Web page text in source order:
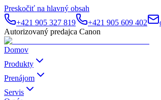
Preskočiť na hlavný obsah
+421 905 327 819
+421 905 609 402
Autorizovaný predajca Canon
Domov
Produkty
Prenájom
Servis